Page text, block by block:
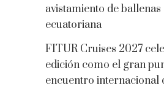
avistamiento de ballenas
ecuatoriana
FITUR Cruises 2027
edición como el gran
encuentro internacional